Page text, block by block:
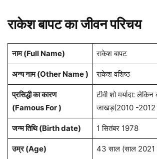
राकेश बापट का जीवन परिचय
नाम (Full Name) राकेश बापट
अन्य नाम (Other Name ) राकेश वशिष्ठ
प्रसिद्धी का कारण
(Famous For )
टीवी शो मर्यादा:
जाखड़(2010 -2012
जन्म तिथि (Birth date) 1 सितंबर 1978
उम्र (Age) 43 साल (साल 2021